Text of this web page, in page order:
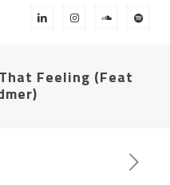
Feeling (Feat